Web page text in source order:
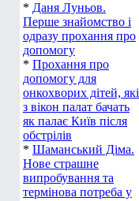
* Даня Луньов.
Перше знайомство і
одразу прохання про
допомогу
* Прохання про
допомогу для
онкохворих дітей, які
з вікон палат бачать
як палає Київ після
обстрілів
* Шаманський Діма.
Нове страшне
випробування та
термінова потреба у